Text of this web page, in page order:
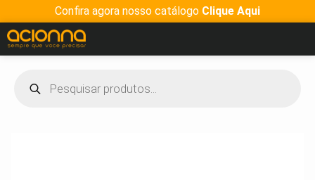
Confira agora nosso catálogo Clique Aqui